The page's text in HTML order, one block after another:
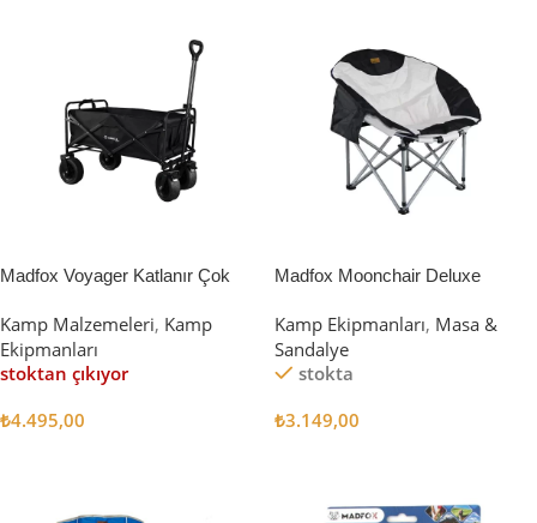
Madfox Voyager Katlanır Çok
[Vagon] BLACK
Kamp Malzemeleri, Kamp
Ekipmanları
stoktan çıkıyor
₺4.495,00
Madfox Moonchair Deluxe
Siyah/Gri
Kamp Ekipmanları, Masa &
Sandalye
stokta
₺3.149,00